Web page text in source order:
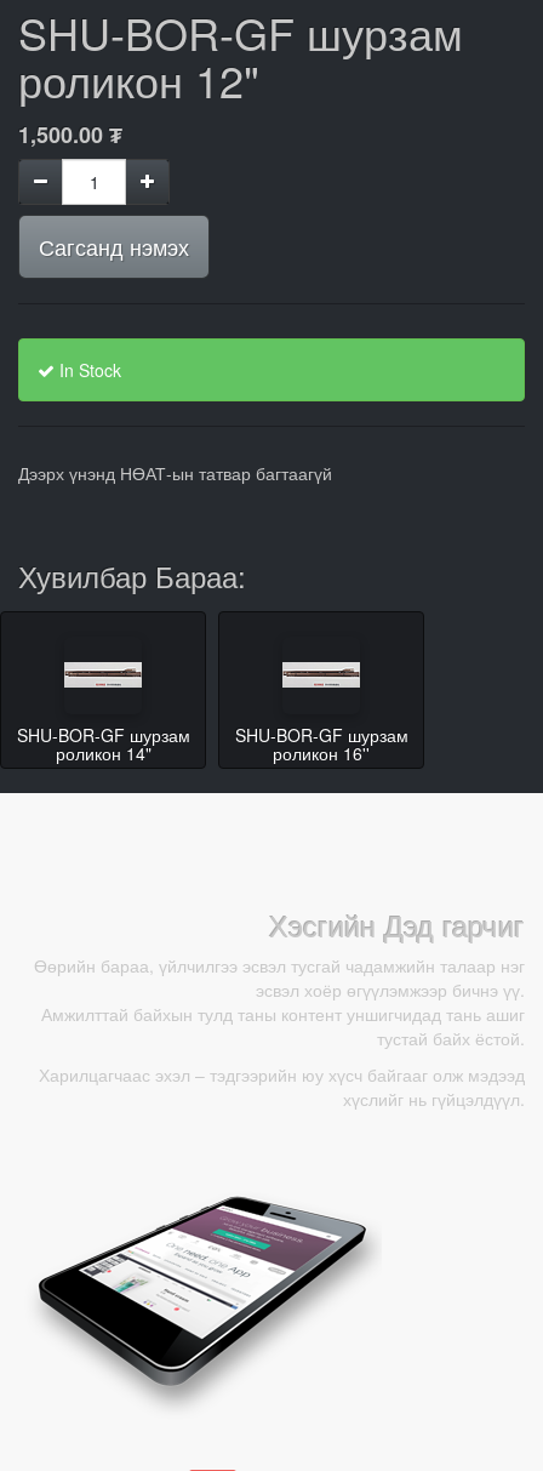
SHU-BOR-GF шурзам
роликон 12"
1,500.00₮
Сагсанд нэмэх
In Stock
Дээрх үнэнд НӨАТ-ын татвар багтаагүй
Хувилбар Бараа:
SHU-BOR-GF шурзам
роликон 14"
SHU-BOR-GF шурзам
роликон 16''
Хэсгийн Дэд гарчиг
Өөрийн бараа, үйлчилгээ эсвэл тусгай чадамжийн талаар нэг
эсвэл хоёр өгүүлэмжээр бичнэ үү.
Амжилттай байхын тулд таны контент уншигчидад тань ашиг
тустай байх ёстой.
Харилцагчаас эхэл – тэдгээрийн юу хүсч байгааг олж мэдээд
хүслийг нь гүйцэлдүүл.